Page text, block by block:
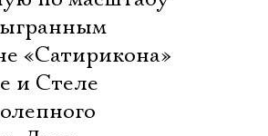
«Сатирикона»
и Стеле